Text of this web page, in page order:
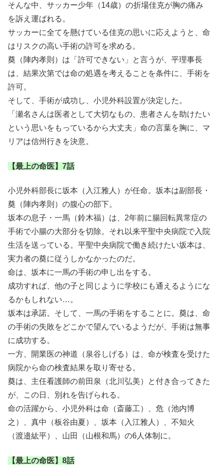
そんな中、サッカー少年（14歳）の折場佳克が胸の痛み
を訴え運ばれる。
サッカーに全てを懸けている佳克の思いに応えようと、命
はリスクの高い手術の許可を求める。
奠（陣内孝則）は「許可できない」と言うが、平理事長
は、結果次第では命の処遇を考えることを条件に、手術を
許可。
そして、手術が成功し、小児外科設置が決定した。
「瀬名さんは医者として大切なもの、患者さんを助けたい
という思いをもっているから大丈夫」命の言葉を胸に、マ
リアは信州行きを決意。
【最上の命医】7話
小児外科部長に坂本（入江雅人）が任命。坂本は副部長・
奠（陣内孝則）の腹心の部下。
坂本の息子・一馬（鈴木福）は、2年前に腸回転異常症の
手術で小腸の大部分を切除。それ以来平聖中央病院で入院
生活を送っている。平聖中央病院で働き続けたい坂本は、
実力者の奠に従うしかなかったのだ。
命は、坂本に一馬の手術の申し出をする。
成功すれば、他の子と同じように学校にも通えるようにな
るかもしれない…。
坂本は承諾。そして、一馬の手術をすることに。奠は、命
の手術の失敗をどこかで望んでいるようだが、手術は無事
に成功する。
一方、開業医の神道（泉谷しげる）は、命が検査を受けた
病院から命の検査結果を取り寄せる。
奠は、主任看護師の前田泉（北川弘美）と付き合ってきた
が、この日、別れを告げられる。
命の活躍から、小児外科は命（斎藤工）、危（池内博
之）、真中（板谷由夏）、坂本（入江雅人）、不知火
（渡邉紘平）、山田（山根和馬）の6人体制に。
【最上の命医】8話